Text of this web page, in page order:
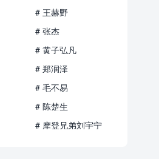
# 王赫野
# 张杰
# 黄子弘凡
# 郑润泽
# 毛不易
# 陈楚生
# 摩登兄弟刘宇宁